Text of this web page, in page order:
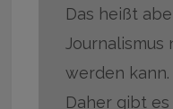
Das heißt
Journalismus
werden kann.
Daher gibt